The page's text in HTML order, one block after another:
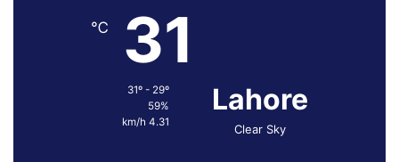
Lahore
Clear Sky
31
℃
59%
4.31 km/h